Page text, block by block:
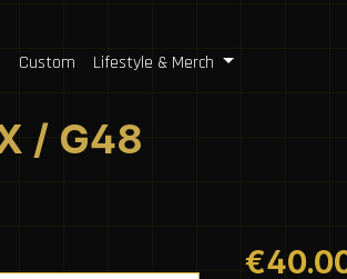
Custom Lifestyle & Merch
/ G48
Regular